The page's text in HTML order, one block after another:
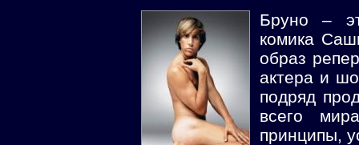
Бруно –
комика
образ
актера и
подряд
всего
принципы,